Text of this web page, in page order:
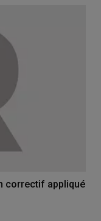
correctif appliqué